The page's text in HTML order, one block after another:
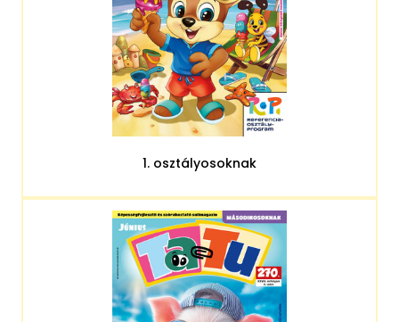
1. osztályosoknak